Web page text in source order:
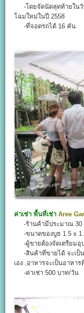
-โดยจัดนัดสุดท้ายในวั
โฉมใหม่ในปี 2558
-ที่จอดรถได้ 16 คัน
ค่าเช่า พื้นที่เช่า Aree
-ร้านค้ามีประมาณ 30
-ขนาดของบูธ 1.5 x
-ผู้ขายต้องจัดเตรียมอุ
-สินค้าที่ขายได้ จะเป็
เอง ,อาหารจะเป็นอาหา
-ค่าเช่า 500 บาท/วัน